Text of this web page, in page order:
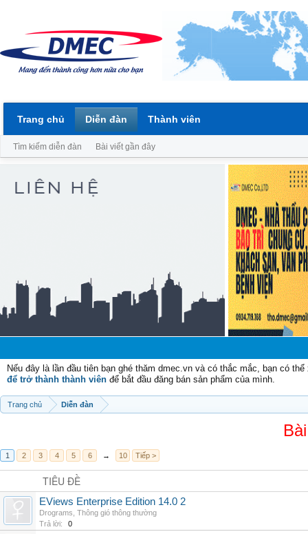
Nếu đây là lần đầu tiên bạn ghé thăm dmec.vn và có thắc mắc, bạn có
để trở thành thành viên để bắt đầu đăng bán sản phẩm của mình.
Trang chủ Diễn đàn
1 2 3 4 5 6 → 10 Tiếp >
TIÊU ĐỀ
EViews Enterprise Edition 14.0 2
Drograms Thông gió thông thường
Trả lời:
0
Trang chủ Diễn đàn
Tìm kiếm diễn đàn Bài viết gần đây
Thành viên